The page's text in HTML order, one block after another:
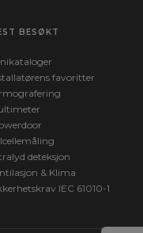
BESØKT
favoritter
deteksjon
& Klima
IEC 61010-1